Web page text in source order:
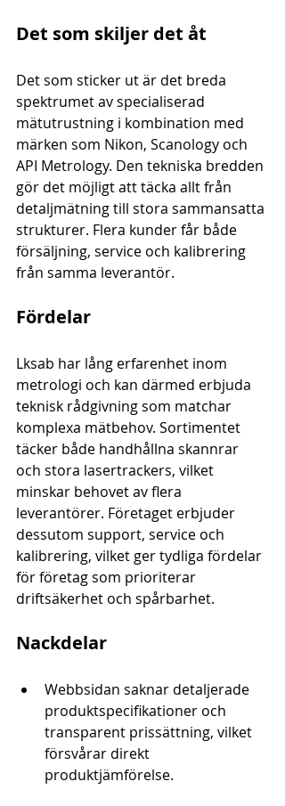
Det som skiljer det åt
Det som sticker ut är det breda
spektrumet av specialiserad
mätutrustning i kombination med
märken som Nikon, Scanology och
API Metrology. Den tekniska bredden
gör det möjligt att täcka allt från
detaljmätning till stora sammansatta
strukturer. Flera kunder får både
försäljning, service och kalibrering
från samma leverantör.
Fördelar
Lksab har lång erfarenhet inom
metrologi och kan därmed erbjuda
teknisk rådgivning som matchar
komplexa mätbehov. Sortimentet
täcker både handhållna skannrar
och stora lasertrackers, vilket
minskar behovet av flera
leverantörer. Företaget erbjuder
dessutom support, service och
kalibrering, vilket ger tydliga fördelar
för företag som prioriterar
driftsäkerhet och spårbarhet.
Nackdelar
Webbsidan saknar detaljerade
produktspecifikationer och
transparent prissättning, vilket
försvårar direkt
produktjämförelse.